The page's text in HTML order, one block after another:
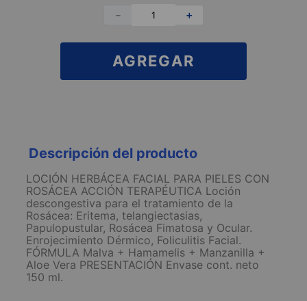
＋
－
AGREGAR
Descripción del producto
LOCIÓN HERBÁCEA FACIAL PARA PIELES CON
ROSÁCEA ACCIÓN TERAPÉUTICA Loción
descongestiva para el tratamiento de la
Rosácea: Eritema, telangiectasias,
Papulopustular, Rosácea Fimatosa y Ocular.
Enrojecimiento Dérmico, Foliculitis Facial.
FÓRMULA Malva + Hamamelis + Manzanilla +
Aloe Vera PRESENTACIÓN Envase cont. neto
150 ml.